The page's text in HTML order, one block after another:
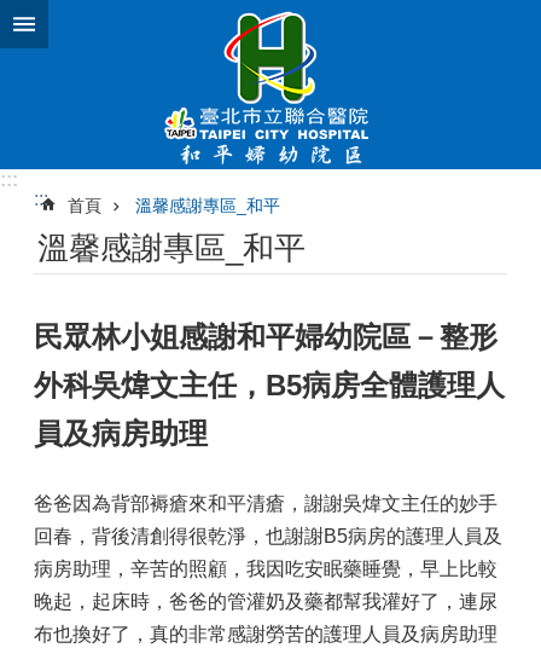
跳到主要內容區塊
:::
:::
首頁 溫馨感謝專區_和平
溫馨感謝專區_和平
民眾林小姐感謝和平婦幼院區－整形
外科吳煒文主任，B5病房全體護理人
員及病房助理
爸爸因為背部褥瘡來和平清瘡，謝謝吳煒文主任的妙手
回春，背後清創得很乾淨，也謝謝B5病房的護理人員及
病房助理，辛苦的照顧，我因吃安眠藥睡覺，早上比較
晚起，起床時，爸爸的管灌奶及藥都幫我灌好了，連尿
布也換好了，真的非常感謝勞苦的護理人員及病房助理